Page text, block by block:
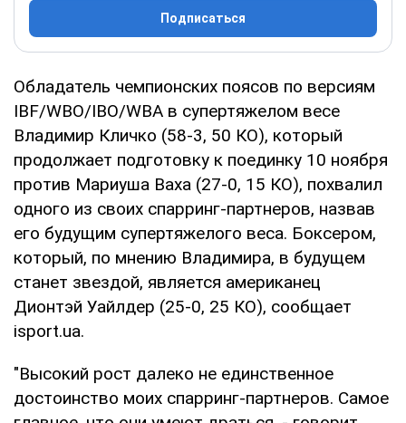
Подписаться
Обладатель чемпионских поясов по версиям
IBF/WBO/IBO/WBA в супертяжелом весе
Владимир Кличко (58-3, 50 КО), который
продолжает подготовку к поединку 10 ноября
против Мариуша Ваха (27-0, 15 КО), похвалил
одного из своих спарринг-партнеров, назвав
его будущим супертяжелого веса. Боксером,
который, по мнению Владимира, в будущем
станет звездой, является американец
Дионтэй Уайлдер (25-0, 25 КО), сообщает
isport.ua.
"Высокий рост далеко не единственное
достоинство моих спарринг-партнеров. Самое